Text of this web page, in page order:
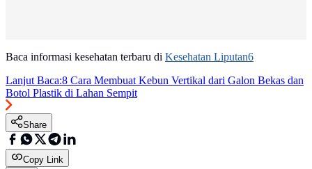
Baca informasi kesehatan terbaru di Kesehatan Liputan6
Lanjut Baca:8 Cara Membuat Kebun Vertikal dari Galon Bekas dan
Botol Plastik di Lahan Sempit
Share
Copy Link